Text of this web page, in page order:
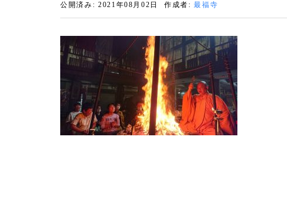
公開済み: 2021年08月02日 作成者:最福寺